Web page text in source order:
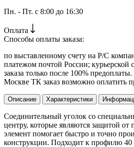
Пн. - Пт. с 8:00 до 16:30
Оплата
Способы оплаты заказа:
по выставленному счету на Р/С
платежом почтой России;
заказа только после 100%
Москве ТК заказ возможно оплатить
Описание Характеристики
Соединительный уголок со
центру, которые являются защитой
элемент помогает быстро и точно
конструкции. Подходит к профилю 40